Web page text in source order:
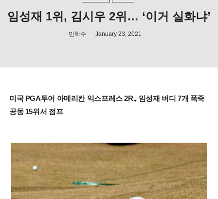
임성재 1위, 김시우 2위… ‘이거 실화냐’
민학수 January 23, 2021
미국 PGA투어 아메리칸 익스프레스 2R., 임성재 버디 7개 폭죽
공동 15위서 점프